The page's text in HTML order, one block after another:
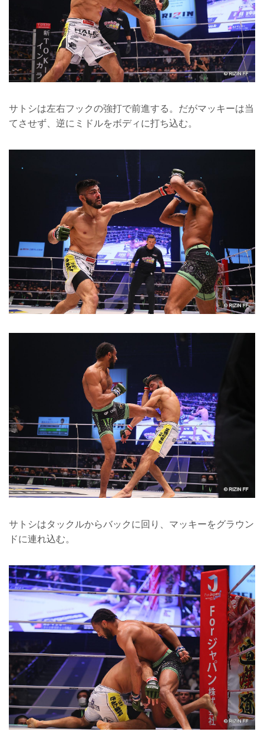
サトシは左右フックの強打で前進する。だがマッキーは当
てさせず、逆にミドルをボディに打ち込む。
サトシはタックルからバックに回り、マッキーをグラウン
ドに連れ込む。